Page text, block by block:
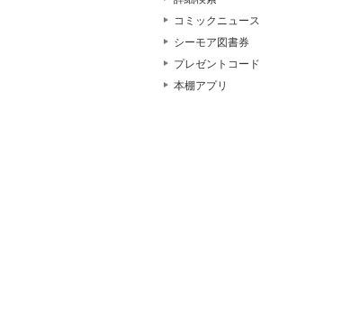
コミックニュース
シーモア図書券
プレゼントコード
本棚アプリ